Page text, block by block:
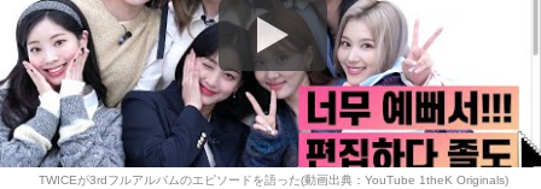
TWICEが3rdフルアルバムのエピソードを語った(動画出典：YouTube 1theK Originals)